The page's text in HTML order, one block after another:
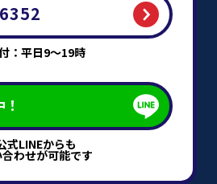
：平日9～19時
式LINEからも
わせが可能です